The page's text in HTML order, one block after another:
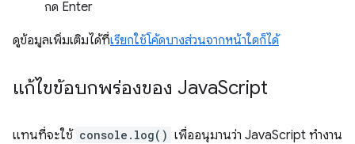
กด Enter
ดูข้อมูลเพิ่มเติมได้ที่เรียกใช้โค้ดบางส่วนจากหน้าใดก็ได้
แก้ไขข้อบกพร่องของ JavaScript
แทนที่จะใช้ console.log() เพื่ออนุมานว่า JavaScript ทำงาน